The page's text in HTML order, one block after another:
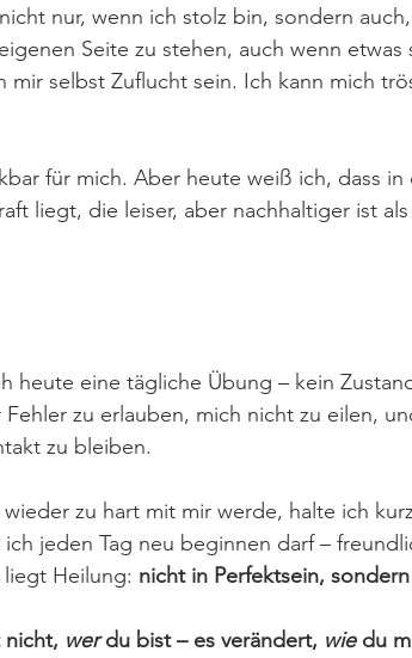
nur, wenn ich stolz bin, sondern
Seite zu stehen, auch wenn etwas
mir selbst Zuflucht sein. Ich kann mich
für mich. Aber heute weiß ich, dass in
liegt, die leiser, aber nachhaltiger ist
heute eine tägliche Übung – kein
zu erlauben, mich nicht zu eilen,
zu bleiben.
zu hart mit mir werde, halte ich
jeden Tag neu beginnen darf –
Heilung: nicht in Perfektsein,
nicht, wer du bist – es verändert, wie du